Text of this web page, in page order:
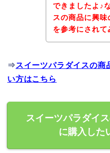
できましたよ♪
スの商品に興
を参考にされて
⇒ スイーツパラダイスの商
い方はこちら
スイーツパラダイ
に購入した